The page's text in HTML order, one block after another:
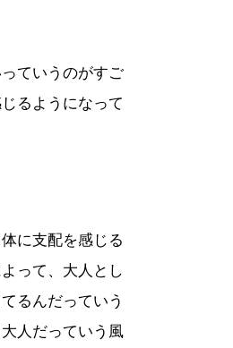
ていうのがすご
るようになって
に支配を感じる
って、大人とし
るんだっていう
人だっていう風